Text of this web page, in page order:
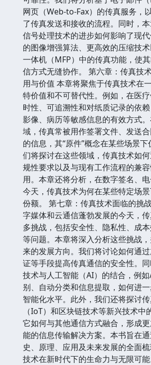
网页（Web-to-Fax）的传真服务，
了传真发送和接收的流程。同时，
信号处理技术的进步如何影响了现
的图像增强算法、更高效的压缩技
一体机（MFP）中的传真功能，使
信方式无缝协作。 第六章：传真技
用与价值 本章将聚焦于传真技术在
特价值和不可替代性。例如，在医
时性、可追溯性和对纸质记录的依
影像、病历等敏感信息的有效方式
域，传真常被用作签署文件、发送
的信息，其“原件”概念在某些场景
们将探讨在这些领域，传真技术如
规性要求以及与现有工作流程的兼
用。本章还将分析，在数字签名、
今天，传真技术为何在某些特定场
份额。 第七章：传真技术面临的挑
字媒体和云通信蓬勃发展的今天，
多挑战，包括安全性、隐私性、成
等问题。本章将深入分析这些挑战
来的发展方向。我们将讨论如何通
证等手段提高传真通信的安全性。
技术与人工智能（AI）的结合，例
别、自动分类和信息提取，如何进
智能化水平。此外，我们还将探讨
（IoT）和区块链技术等新兴技术中
它如何与其他通信方式融合，形成
能的信息传输解决方案。本书旨在
史、原理、应用及未来发展的全面
技术在新时代下的生命力与无限可能